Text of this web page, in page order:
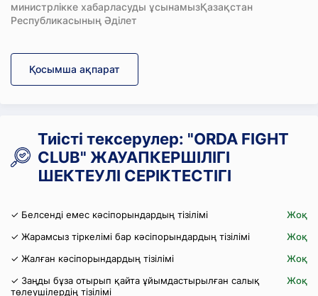
министрлікке хабарласуды ұсынамызҚазақстан
Республикасының Әділет
Қосымша ақпарат
Тиісті тексерулер: "ORDA FIGHT
CLUB" ЖАУАПКЕРШІЛІГІ
ШЕКТЕУЛІ СЕРІКТЕСТІГІ
✓ Белсенді емес кәсіпорындардың тізілімі
Жоқ
✓ Жарамсыз тіркелімі бар кәсіпорындардың тізілімі
Жоқ
✓ Жалған кәсіпорындардың тізілімі
Жоқ
✓ Заңды бұза отырып қайта ұйымдастырылған салық
төлеушілердің тізілімі
Жоқ